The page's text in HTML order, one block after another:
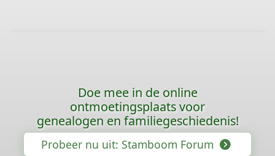
Doe mee in de online
ontmoetingsplaats voor
genealogen en familiegeschiedenis!
Probeer nu uit: Stamboom Forum